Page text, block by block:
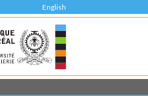
English